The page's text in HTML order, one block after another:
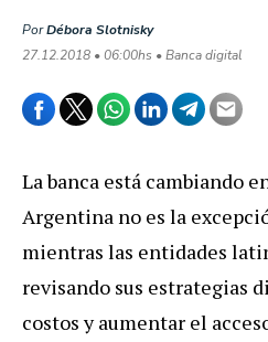
PorDébora Slotnisky
27.12.2018 • 06:00hs • Banca digital
La banca está cambiando
Argentina no es la
mientras las entidades
revisando sus estrategias
costos y aumentar el